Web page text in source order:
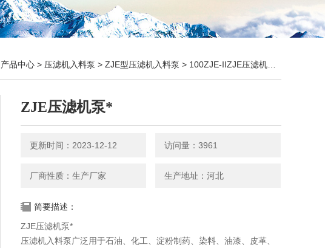
产品中心 > 压滤机入料泵 > ZJE型压滤机入料泵 > 100ZJE-IIZJE压滤机泵*
ZJE压滤机泵*
更新时间：2023-12-12 访问量：3961
厂商性质：生产厂家 生产地址：河北
简要描述：
ZJE压滤机泵*
压滤机入料泵广泛用于石油、化工、淀粉制药、染料、油漆、皮革、